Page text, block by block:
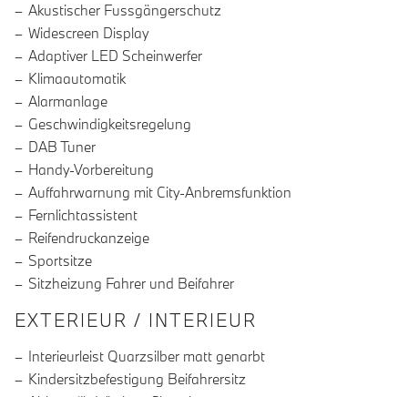
Akustischer Fussgängerschutz
Widescreen Display
Adaptiver LED Scheinwerfer
Klimaautomatik
Alarmanlage
Geschwindigkeitsregelung
DAB Tuner
Handy-Vorbereitung
Auffahrwarnung mit City-Anbremsfunktion
Fernlichtassistent
Reifendruckanzeige
Sportsitze
Sitzheizung Fahrer und Beifahrer
EXTERIEUR / INTERIEUR
Interieurleist Quarzsilber matt genarbt
Kindersitzbefestigung Beifahrersitz